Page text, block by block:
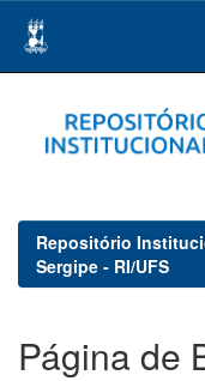
navigation
Repositório
Sergipe - RI/UFS
Página de